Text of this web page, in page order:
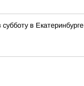
в Екатеринбурге